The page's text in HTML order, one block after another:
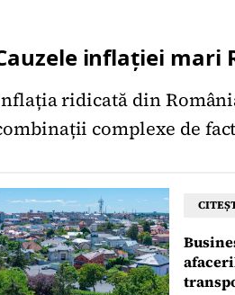
inflației mari
ridicată din
complexe de